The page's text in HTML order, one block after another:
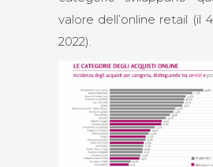
valore dell’online retail (il
2022).